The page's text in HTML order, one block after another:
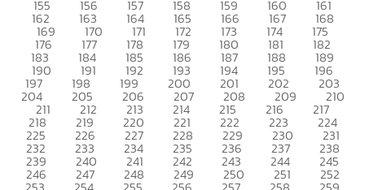
155 156 157 158 159 160 161
162 163 164 165 166 167 168
169 170 171 172 173 174 175
176 177 178 179 180 181 182
183 184 185 186 187 188 189
190 191 192 193 194 195 196
197 198 199 200 201 202 203
204 205 206 207 208 209 210
211 212 213 214 215 216 217
218 219 220 221 222 223 224
225 226 227 228 229 230 231
232 233 234 235 236 237 238
239 240 241 242 243 244 245
246 247 248 249 250 251 252